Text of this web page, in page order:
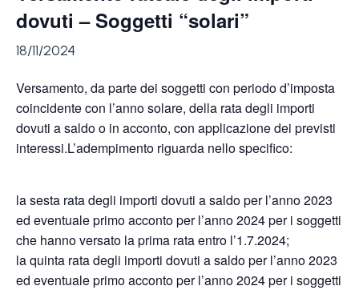
dovuti – Soggetti “solari”
18/11/2024
Versamento, da parte dei soggetti con periodo d’imposta
coincidente con l’anno solare, della rata degli importi
dovuti a saldo o in acconto, con applicazione dei previsti
interessi.L’adempimento riguarda nello specifico:
la sesta rata degli importi dovuti a saldo per l’anno 2023
ed eventuale primo acconto per l’anno 2024 per i soggetti
che hanno versato la prima rata entro l’1.7.2024;
la quinta rata degli importi dovuti a saldo per l’anno 2023
ed eventuale primo acconto per l’anno 2024 per i soggetti